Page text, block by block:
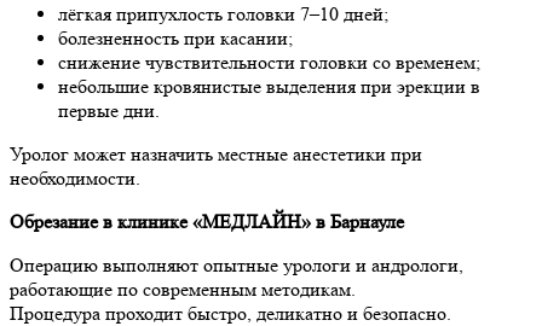
лёгкая припухлость головки 7–10 дней;
болезненность при касании;
снижение чувствительности головки со временем;
небольшие кровянистые выделения при эрекции в
первые дни.
Уролог может назначить местные анестетики при
необходимости.
Обрезание в клинике «МЕДЛАЙН» в Барнауле
Операцию выполняют опытные урологи и андрологи,
работающие по современным методикам.
Процедура проходит быстро, деликатно и безопасно.